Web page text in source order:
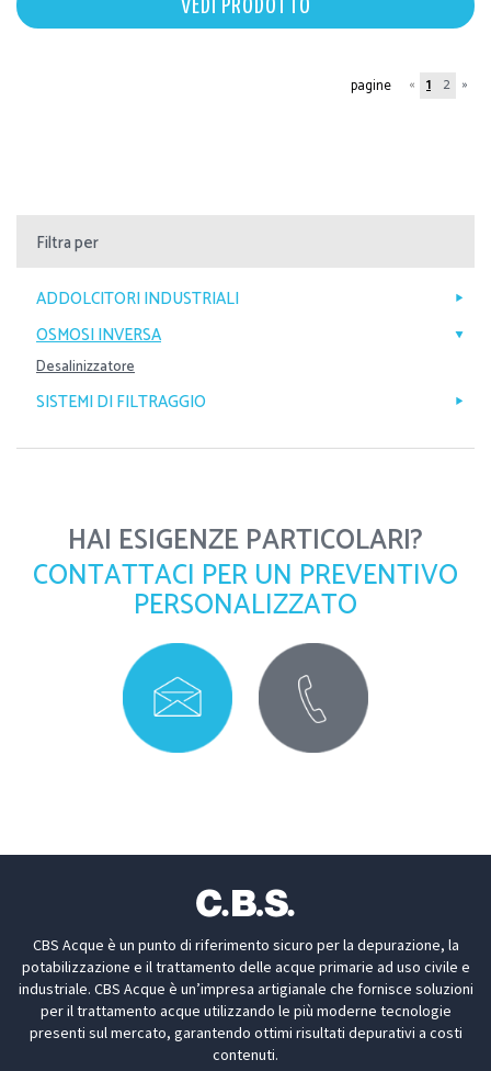
VEDI PRODOTTO
« 1 2 »
pagine
Filtra per
ADDOLCITORI INDUSTRIALI
OSMOSI INVERSA
Desalinizzatore
SISTEMI DI FILTRAGGIO
HAI ESIGENZE PARTICOLARI?
CONTATTACI PER UN PREVENTIVO
PERSONALIZZATO
CBS Acque è un punto di riferimento sicuro per la depurazione, la
potabilizzazione e il trattamento delle acque primarie ad uso civile e
industriale. CBS Acque è un’impresa artigianale che fornisce soluzioni
per il trattamento acque utilizzando le più moderne tecnologie
presenti sul mercato, garantendo ottimi risultati depurativi a costi
contenuti.